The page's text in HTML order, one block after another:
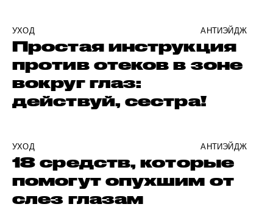
УХОД АНТИЭЙДЖ
Простая инструкция
против отеков в зоне
вокруг глаз:
действуй, сестра!
УХОД АНТИЭЙДЖ
18 средств, которые
помогут опухшим от
слез глазам